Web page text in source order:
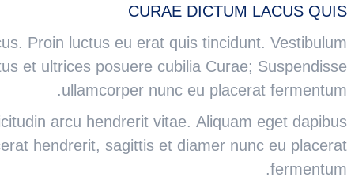
CURAE DICTUM LACUS QUIS
Proin luctus eu erat quis tincidunt. Vestibulum
et ultrices posuere cubilia Curae; Suspendisse
ullamcorper nunc eu placerat fermentum.
arcu hendrerit vitae. Aliquam eget dapibus
hendrerit, sagittis et diamer nunc eu placerat
fermentum.